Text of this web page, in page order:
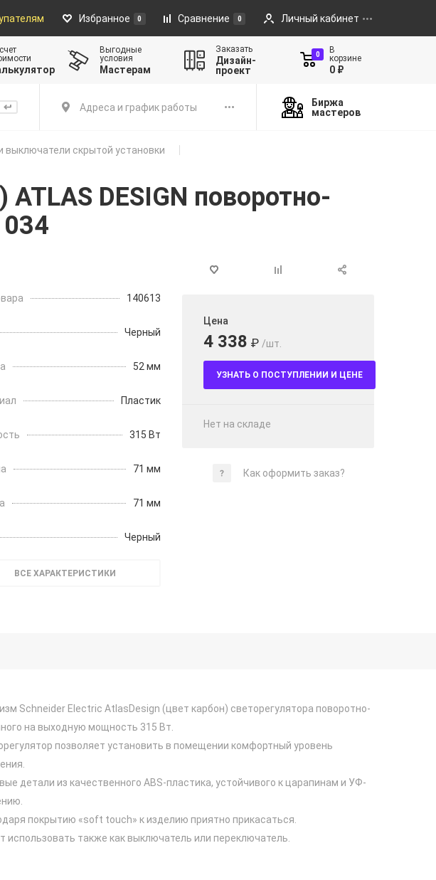
Избранное 0 Сравнение 0 Личный кабинет
Выгодные
условия
Мастерам
Заказать
Дизайн-
проект
0
В
корзине
0 ₽
Адреса и график работы
Биржа
мастеров
выключатели скрытой установки
DESIGN поворотно-
140613
Черный
52 мм
Пластик
315 Вт
71 мм
71 мм
Черный
ВСЕ ХАРАКТЕРИСТИКИ
Цена
4 338 ₽ /шт.
УЗНАТЬ О ПОСТУПЛЕНИИ И ЦЕНЕ
Нет на складе
Как оформить заказ?
Schneider Electric AtlasDesign (цвет карбон) светорегулятора поворотно-
на выходную мощность 315 Вт.
позволяет установить в помещении комфортный уровень
детали из качественного ABS-пластика, устойчивого к царапинам и УФ-
покрытию «soft touch» к изделию приятно прикасаться.
использовать также как выключатель или переключатель.